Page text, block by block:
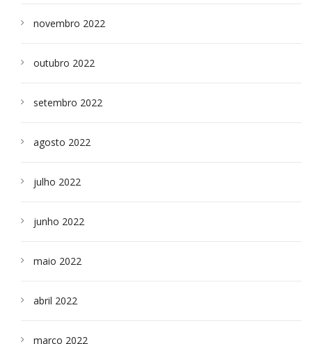
novembro 2022
outubro 2022
setembro 2022
agosto 2022
julho 2022
junho 2022
maio 2022
abril 2022
março 2022